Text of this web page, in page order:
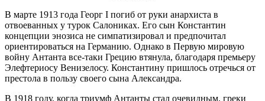
В марте 1913 года Георг I погиб от руки анархиста в
отвоеванных у турок Салониках. Его сын Константин
концепции энозиса не симпатизировал и предпочитал
ориентироваться на Германию. Однако в Первую мировую
войну Антанта все-таки Грецию втянула, благодаря премьеру
Элефтериосу Венизелосу. Константину пришлось отречься от
престола в пользу своего сына Александра.
В 1918 году, когда триумф Антанты стал очевидным, греки